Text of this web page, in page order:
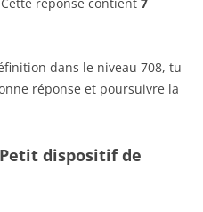
dans le niveau 708, tu
réponse et poursuivre la
dispositif de